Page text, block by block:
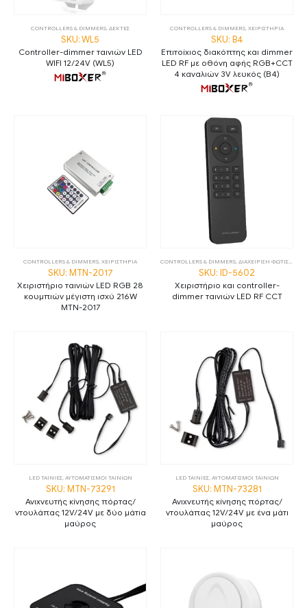
CONTROLLERS & DIMMERS, ΔΕΚΤΕΣ
SKU: WL5
Controller-dimmer ταινιών LED
WIFI 12/24V (WL5)
CONTROLLERS & DIMMERS, ΧΕΙΡΙΣΤΗΡΙΑ
SKU: B4
Επιτοίχιος διακόπτης και dimmer
LED RF με οθόνη αφής RGB+CCT
4 καναλιών 3V λευκός (B4)
CONTROLLERS & DIMMERS, ΧΕΙΡΙΣΤΗΡΙΑ
SKU: MTN-2017
Χειριστήριο ταινιών LED RGB 28
κουμπιών μέγιστη ισχύ 216W
MTN-2017
CONTROLLERS & DIMMERS, ΔΙΑΧΕΙΡΙΣΗ ΦΩΤΙΣΜΟΥ
SKU: ID-5602
Χειριστήριο και controller-
dimmer ταινιών LED RF CCT
LED ΤΑΙΝΙΕΣ, ΑΥΤΟΜΑΤΙΣΜΟΙ ΤΑΙΝΙΩΝ
SKU: MTN-73291
Ανιχνευτής κίνησης πόρτας/
ντουλάπας 12V/24V με δύο μάτια
μαύρος
LED ΤΑΙΝΙΕΣ, ΑΥΤΟΜΑΤΙΣΜΟΙ ΤΑΙΝΙΩΝ
SKU: MTN-73281
Ανιχνευτής κίνησης πόρτας/
ντουλάπας 12V/24V με ένα μάτι
μαύρος